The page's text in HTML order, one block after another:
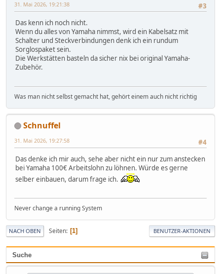
Suche
#3
31. Mai 2026, 19:21:38
Das kenn ich noch nicht.
Wenn du alles von Yamaha nimmst, wird ein Kabelsatz mit
Schalter und Steckverbindungen denk ich ein rundum
Sorglospaket sein.
Die Werkstätten basteln da sicher nix bei original Yamaha-
Zubehör.
Was man nicht selbst gemacht hat, gehört einem auch nicht richtig
Schnuffel
#4
31. Mai 2026, 19:27:58
Das denke ich mir auch, sehe aber nicht ein nur zum anstecken
bei Yamaha 100€ Arbeitslohn zu löhnen. Würde es gerne
selber einbauen, darum frage ich.
Never change a running System
NACH OBEN Seiten 1 BENUTZER-AKTIONEN